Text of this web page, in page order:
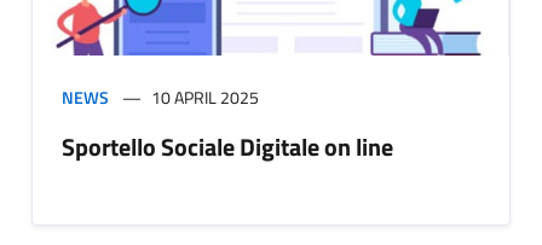
NEWS 10 APRIL 2025
Sportello Sociale Digitale on line